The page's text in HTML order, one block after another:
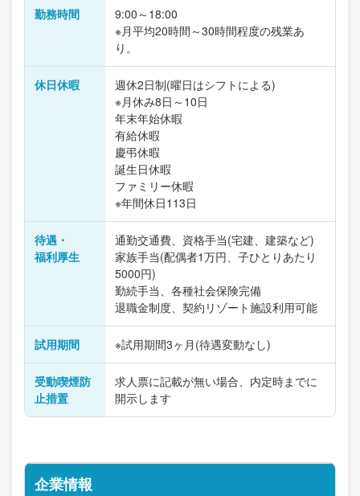
勤務時間
9:00～18:00
※月平均20時間～30時間程度の残業あ
り。
休日休暇
週休2日制(曜日はシフトによる)
※月休み8日～10日
年末年始休暇
有給休暇
慶弔休暇
誕生日休暇
ファミリー休暇
※年間休日113日
待遇・
福利厚生
通勤交通費、資格手当(宅建、建築など)
家族手当(配偶者1万円、子ひとりあたり
5000円)
勤続手当、各種社会保険完備
退職金制度、契約リゾート施設利用可能
試用期間 ※試用期間3ヶ月(待遇変動なし)
受動喫煙防
止措置
求人票に記載が無い場合、内定時までに
開示します
企業情報